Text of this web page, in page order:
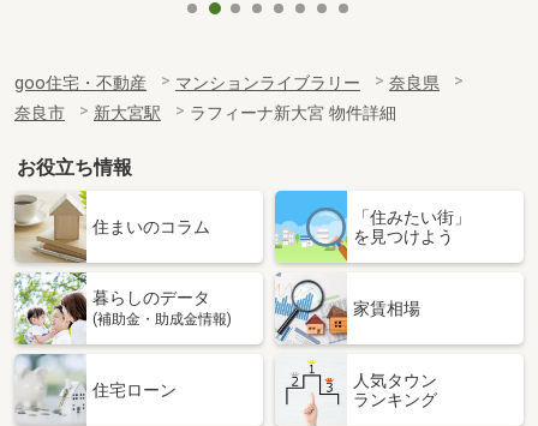
goo住宅・不動産 マンションライブラリー
奈良県
奈良市
新大宮駅 ラフィーナ新大宮 物件詳細
お役立ち情報
住まいのコラム
「住みたい街」
を見つけよう
暮らしのデータ
(補助金・助成金情報)
家賃相場
住宅ローン
人気タウン
ランキング